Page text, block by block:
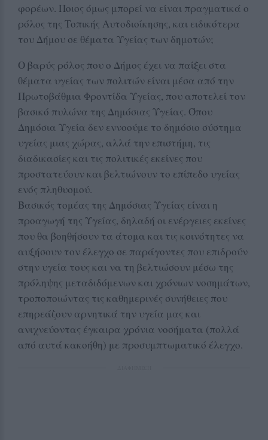
φορέων. Ποιος όμως μπορεί να είναι πραγματικά ο
ρόλος της Τοπικής Αυτοδιοίκησης, και ειδικότερα
του Δήμου σε θέματα Υγείας των δημοτών;
Ο βαρύς ρόλος που ο Δήμος έχει να παίξει στα
θέματα υγείας των πολιτών είναι μέσα από την
Πρωτοβάθμια Φροντίδα Υγείας, που αποτελεί τον
βασικό πυλώνα της Δημόσιας Υγείας. Όπου
Δημόσια Υγεία δεν εννοούμε το δημόσιο σύστημα
υγείας μιας χώρας, αλλά την επιστήμη, τις
διαδικασίες και τις πολιτικές εκείνες που
προστατεύουν και βελτιώνουν το επίπεδο υγείας
ενός πληθυσμού.
Βασικός τομέας της Δημόσιας Υγείας είναι η
προαγωγή της Υγείας, δηλαδή οι ενέργειες εκείνες
που θα βοηθήσουν τα άτομα και τις κοινότητες να
αυξήσουν τον έλεγχο σε παράγοντες που επιδρούν
στην υγεία τους και να τη βελτιώσουν μέσω της
πρόληψης μεταδιδόμενων και χρόνιων νοσημάτων,
τροποποιώντας τις καθημερινές συνήθειες που
επηρεάζουν αρνητικά την υγεία μας και
ανιχνεύοντας έγκαιρα χρόνια νοσήματα (πολλά
από αυτά κακοήθη) με προσυμπτωματικό έλεγχο.